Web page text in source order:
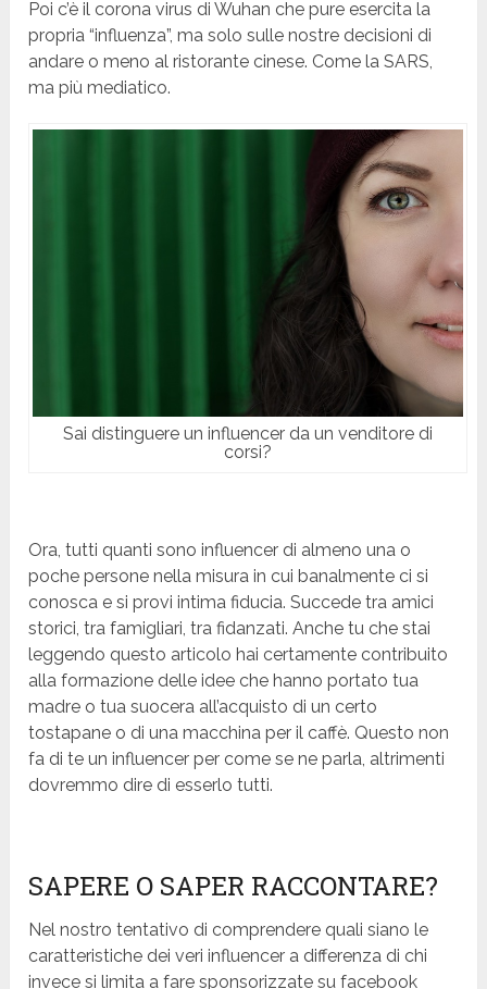
Poi c’è il corona virus di Wuhan che pure esercita la
propria “influenza”, ma solo sulle nostre decisioni di
andare o meno al ristorante cinese. Come la SARS,
ma più mediatico.
Sai distinguere un influencer da un venditore di
corsi?
Ora, tutti quanti sono influencer di almeno una o
poche persone nella misura in cui banalmente ci si
conosca e si provi intima fiducia. Succede tra amici
storici, tra famigliari, tra fidanzati. Anche tu che stai
leggendo questo articolo hai certamente contribuito
alla formazione delle idee che hanno portato tua
madre o tua suocera all’acquisto di un certo
tostapane o di una macchina per il caffè. Questo non
fa di te un influencer per come se ne parla, altrimenti
dovremmo dire di esserlo tutti.
SAPERE O SAPER RACCONTARE?
Nel nostro tentativo di comprendere quali siano le
caratteristiche dei veri influencer a differenza di chi
invece si limita a fare sponsorizzate su facebook